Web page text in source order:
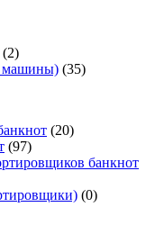
(2)
машины) (35)
(20)
(97)
банкнот
(0)